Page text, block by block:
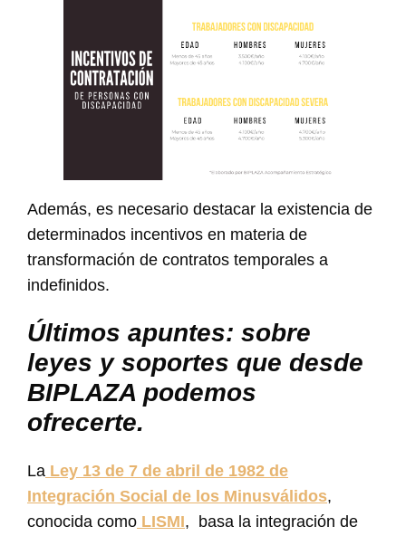
Además, es necesario destacar la existencia de
determinados incentivos en materia de
transformación de contratos temporales a
indefinidos.
Últimos apuntes: sobre
leyes y soportes que desde
BIPLAZA podemos
ofrecerte.
La Ley 13 de 7 de abril de 1982 de
Integración Social de los Minusválidos,
conocida como LISMI, basa la integración de